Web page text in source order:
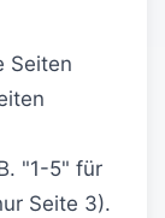
Seiten
"1-5" für
Seite 3).